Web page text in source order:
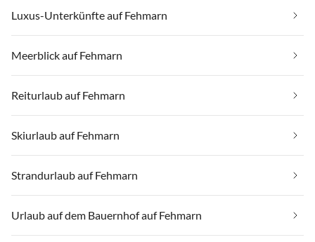
Luxus-Unterkünfte auf Fehmarn
Meerblick auf Fehmarn
Reiturlaub auf Fehmarn
Skiurlaub auf Fehmarn
Strandurlaub auf Fehmarn
Urlaub auf dem Bauernhof auf Fehmarn